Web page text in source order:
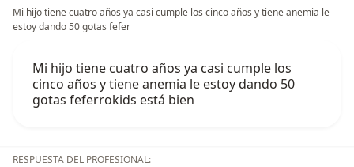
Mi hijo tiene cuatro años ya casi cumple los cinco años y tiene anemia le
estoy dando 50 gotas fefer
Mi hijo tiene cuatro años ya casi cumple los
cinco años y tiene anemia le estoy dando 50
gotas feferrokids está bien
RESPUESTA DEL PROFESIONAL: